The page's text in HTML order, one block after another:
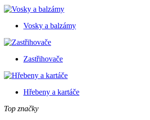
Vosky a balzámy
Zastřihovače
Hřebeny a kartáče
Top značky